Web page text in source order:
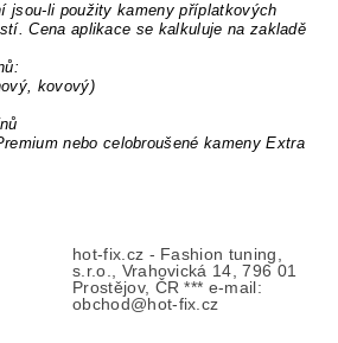
jsou-li použity kameny příplatkových
Cena aplikace se kalkuluje na zakladě
kovový)
nebo celobroušené kameny Extra
hot-fix.cz - Fashion tuning,
s.r.o., Vrahovická 14, 796 01
Prostějov, ČR *** e-mail:
obchod@hot-fix.cz